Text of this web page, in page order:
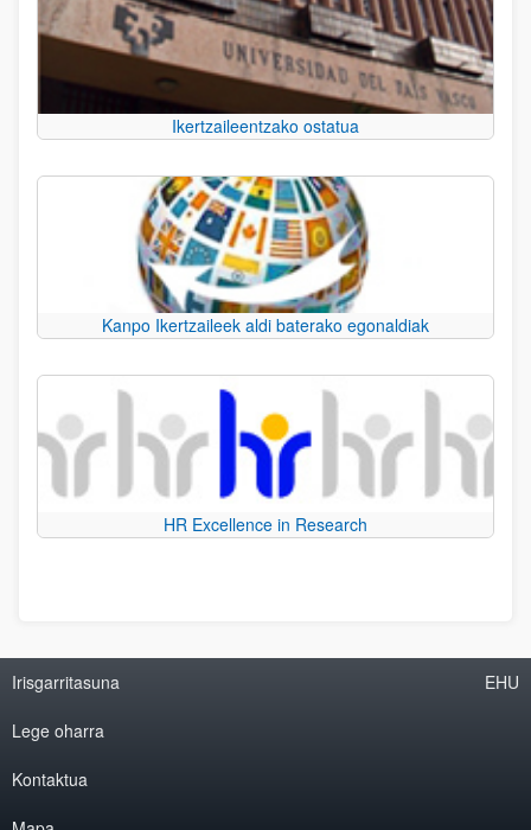
Ikertzaileentzako ostatua
Kanpo Ikertzaileek aldi baterako egonaldiak
HR Excellence in Research
Irisgarritasuna
Lege oharra
Kontaktua
EHU